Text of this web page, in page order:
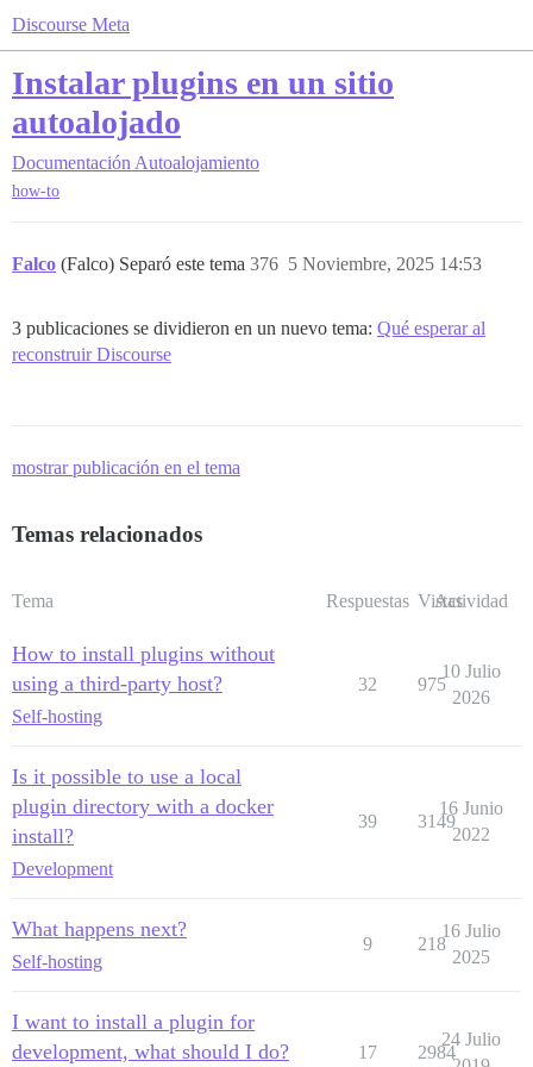
Discourse Meta
Instalar plugins en un sitio
autoalojado
Documentación Autoalojamiento
how-to
Falco (Falco) Separó este tema 5 Noviembre, 2025 14:53
376
3 publicaciones se dividieron en un nuevo tema: Qué esperar al
reconstruir Discourse
mostrar publicación en el tema
Temas relacionados
Tema Respuestas Vistas
Actividad
How to install plugins without
using a third-party host?
Self-hosting
32 975
10 Julio
2026
Is it possible to use a local
plugin directory with a docker
install?
Development
39 3149
16 Junio
2022
What happens next?
Self-hosting
9 218
16 Julio
2025
I want to install a plugin for
development, what should I do?
17 2984
24 Julio